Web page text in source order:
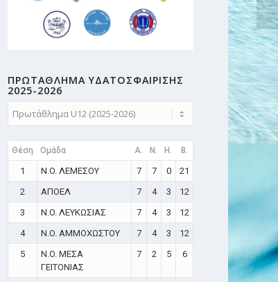
ΠΡΩΤΑΘΛΗMA ΥΔΑΤΟΣΦΑΙΡΙΣΗΣ
2025-2026
Θέση Ομάδα A. N. H. B.
1 N.O. ΛΕΜΕΣΟΥ 7 7 0
21
2
ΑΠΟΕΛ 7 4 3
12
3
N.O. ΛΕΥΚΩΣΙΑΣ 7 4 3
12
4
N.O. ΑΜΜΟΧΩΣΤΟΥ 7 4 3
12
5
N.O. ΜΕΣΑ
ΓΕΙΤΟΝΙΑΣ
7 2 5 6